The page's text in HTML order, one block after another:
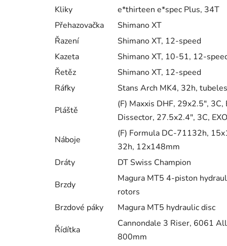
Kliky
e*thirteen e*spec Plus, 34T
Přehazovačka
Shimano XT
Řazení
Shimano XT, 12-speed
Kazeta
Shimano XT, 10-51, 12-
Řetěz
Shimano XT, 12-speed
Ráfky
Stans Arch MK4, 32h,
Pláště
(F) Maxxis DHF, 29x2.5",
Dissector, 27.5x2.4", 3C,
Náboje
(F) Formula DC-71132h,
32h, 12x148mm
Dráty
DT Swiss Champion
Brzdy
Magura MT5 4-piston
rotors
Brzdové páky
Magura MT5 hydraulic disc
Řídítka
Cannondale 3 Riser, 6061
800mm